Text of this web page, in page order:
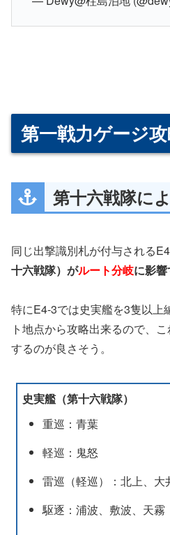
第一戦力ゲージ
第十六戦隊に
同じ出撃識別札が付与される
十六戦隊）がルート分岐に影
特にE4-3では史実艦を3隻以上
ト地点から攻略出来るので、
するのが良さそう。
史実艦（第十六戦隊）
重巡：青葉
軽巡：鬼怒
雷巡（軽巡）：北上、大
駆逐：浦波、敷波、天霧